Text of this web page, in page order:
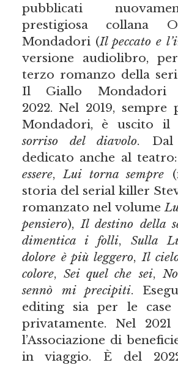
pubblicati
prestigiosa collana
Mondadori (Il peccato e
versione audiolibro,
terzo romanzo della
Il Giallo Mondadori
2022. Nel 2019,
Mondadori, è uscito
sorriso del diavolo. Dal
dedicato anche al
essere,Lui torna sempre
storia del serial killer
romanzato nel volume
pensiero),Il destino della
dimentica i folli, Sulla
dolore è più leggero,Il
colore, Sei quel che sei,
sennò mi precipiti.
editing sia per le case
privatamente. Nel
l’Associazione di
in viaggio. È del